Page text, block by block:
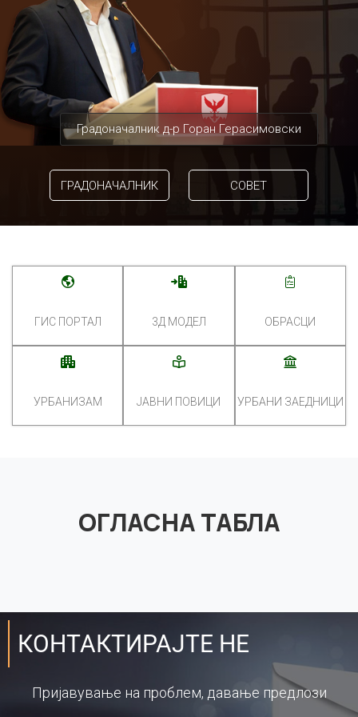
Градоначалник д-р Горан Герасимовски
ГРАДОНАЧАЛНИК СОВЕТ
ГИС ПОРТАЛ 3Д МОДЕЛ ОБРАСЦИ
УРБАНИЗАМ ЈАВНИ ПОВИЦИ УРБАНИ ЗАЕДНИЦИ
ОГЛАСНА ТАБЛА
КОНТАКТИРАЈТЕ НЕ
Пријавување на проблем, давање предлози